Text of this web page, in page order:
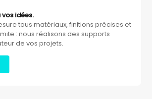
idées.
tous matériaux, finitions précises et
: nous réalisons des supports
de vos projets.